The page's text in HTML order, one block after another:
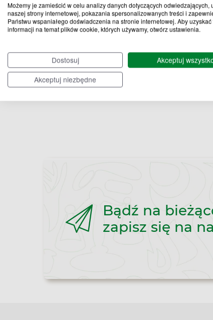
Możemy je zamieścić w celu analizy danych dotyczących odwiedzających,
naszej strony internetowej, pokazania spersonalizowanych treści i
Państwu wspaniałego doświadczenia na stronie internetowej. Aby
informacji na temat plików cookie, których używamy, otwórz ustawienia.
Dostosuj
Akceptuj
Akceptuj niezbędne
Bądź na
zapisz się na